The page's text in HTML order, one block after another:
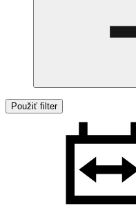
Použiť filter